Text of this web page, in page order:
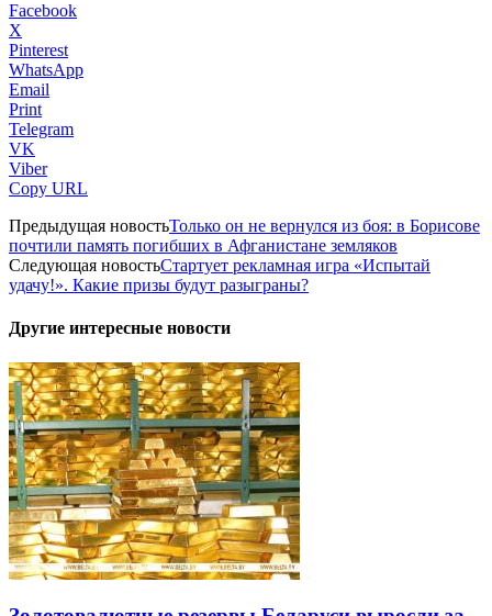
Facebook
X
Pinterest
WhatsApp
Email
Print
Telegram
VK
Viber
Copy URL
Предыдущая новостьТолько он не вернулся из боя: в Борисове
почтили память погибших в Афганистане земляков
Следующая новостьСтартует рекламная игра «Испытай
удачу!». Какие призы будут разыграны?
Другие интересные новости